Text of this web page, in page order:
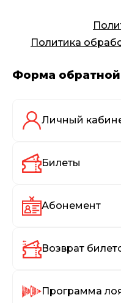
Политика
Форма обратной
Личный
Билеты
Абонемент
Возврат
Программа